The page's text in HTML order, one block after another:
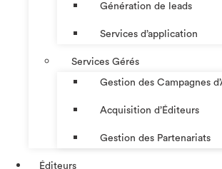
Génération de leads
Services d’application
Services Gérés
Gestion des Campagnes
Acquisition d’Éditeurs
Gestion des Partenariats
Éditeurs